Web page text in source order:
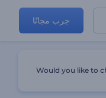
جرب مجانًا
Would you like to